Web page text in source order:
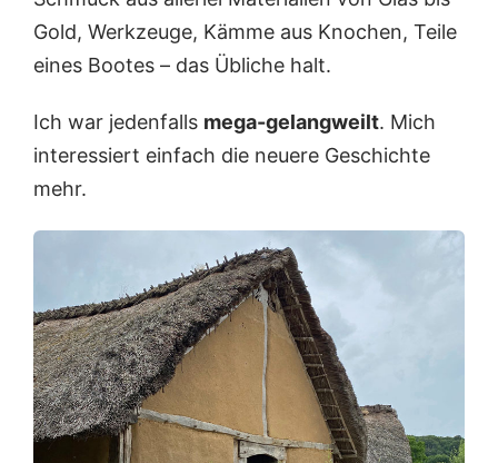
Gold, Werkzeuge, Kämme aus Knochen, Teile
eines Bootes – das Übliche halt.
Ich war jedenfalls mega-gelangweilt. Mich
interessiert einfach die neuere Geschichte
mehr.